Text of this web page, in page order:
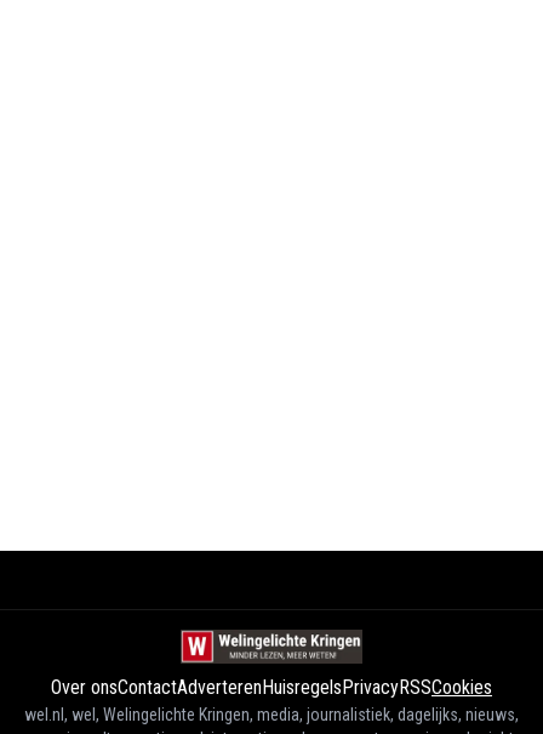
Over onsContactAdverterenHuisregelsPrivacyRSSCookies
wel.nl, wel, Welingelichte Kringen, media, journalistiek, dagelijks, nieuws,